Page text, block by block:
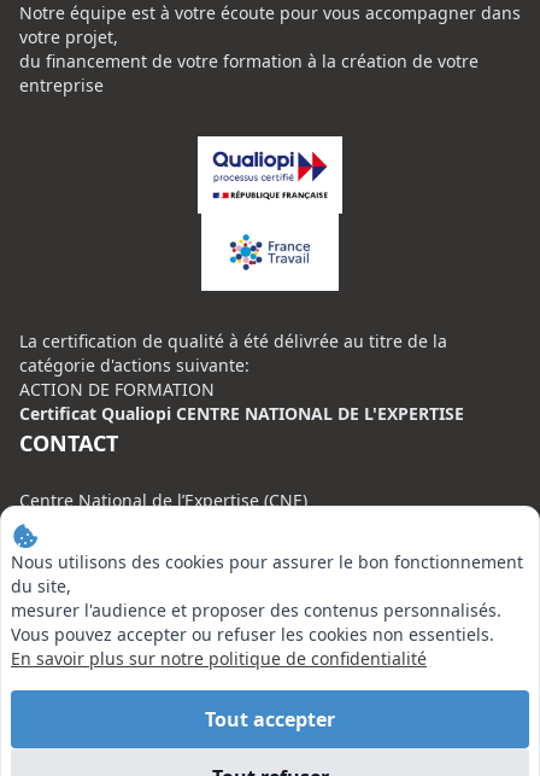
Nous utilisons des cookies pour assurer le bon fonctionnement
du site,
mesurer l'audience et proposer des contenus personnalisés.
Vous pouvez accepter ou refuser les cookies non essentiels.
En savoir plus sur notre politique de confidentialité
Tout accepter
Notre équipe est à votre écoute pour vous accompagner dans
votre projet,
du financement de votre formation à la création de votre
entreprise
La certification de qualité à été délivrée au titre de la
catégorie d'actions suivante:
ACTION DE FORMATION
Certificat Qualiopi CENTRE NATIONAL DE L'EXPERTISE
CONTACT
Centre National de l’Expertise (CNE)
20 rue Henri Regnault, 75008 Paris
N°VERT : 0800 00 80 89
EN SAVOIR PLUS
Liens utiles